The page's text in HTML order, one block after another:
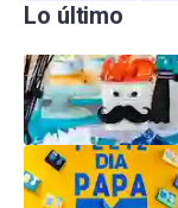
Lo último